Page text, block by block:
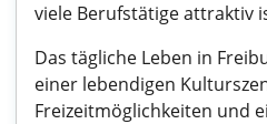
viele Berufstätige attraktiv
Das tägliche Leben in
einer lebendigen
Freizeitmöglichkeiten und